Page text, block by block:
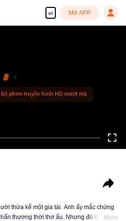
vi Mở APP
phim truyền hình HD mượt mà
thừa kế một gia tài. Anh ấy mắc chứng
thương thời thơ ấu. Nhưng đó là trước
More